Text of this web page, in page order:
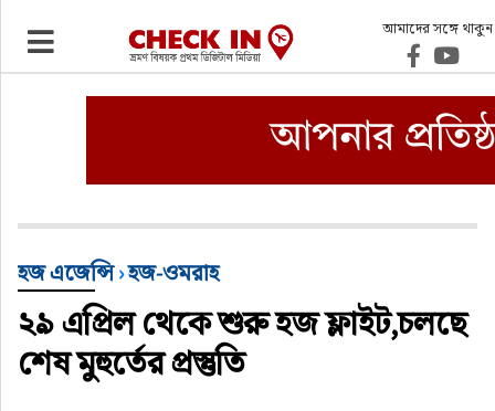
আমাদের সঙ্গে থাকুন
ভ্রমণ
ওটিএ
হোটেল-মোটেল-রিসোর্ট
বিদেশযাত্রা
হজ এজেন্সি›হজ-ওমরাহ
২৯ এপ্রিল থেকে শুরু হজ ফ্লাইট,চলছে
শেষ মুহুর্তের প্রস্তুতি